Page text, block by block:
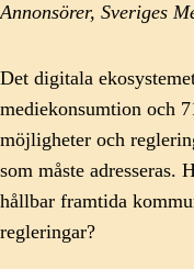
Annonsörer, Sveriges
Det digitala
mediekonsumtion och
möjligheter och
som måste adresseras.
hållbar framtida
regleringar?